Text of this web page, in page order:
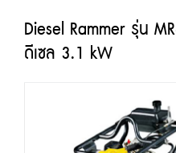
Diesel Rammer รุ่น
ดีเซล 3.1 kW